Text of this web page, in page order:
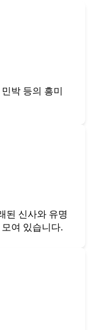
박 등의 흥미
된 신사와 유명
여 있습니다.